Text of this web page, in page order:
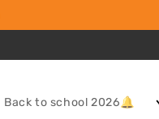
🔔Back to school 2026